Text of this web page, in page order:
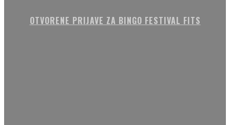
OTVORENE PRIJAVE ZA BINGO FESTIVAL FITS